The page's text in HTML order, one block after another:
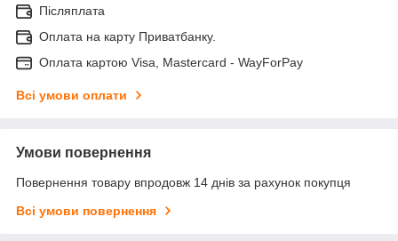
Післяплата
Оплата на карту Приватбанку.
Оплата картою Visa, Mastercard - WayForPay
Всі умови оплати
Умови повернення
Повернення товару впродовж 14 днів за рахунок покупця
Всі умови повернення